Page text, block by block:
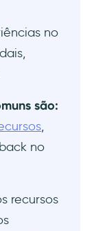
no
são:
,
no
recursos